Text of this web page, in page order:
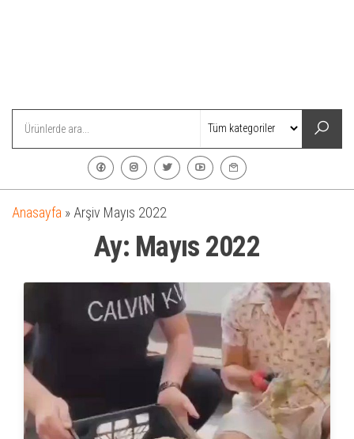
Anasayfa »Arşiv Mayıs 2022
Ay: Mayıs 2022